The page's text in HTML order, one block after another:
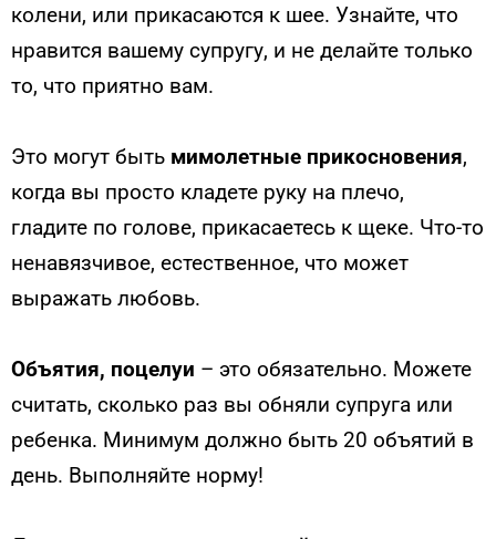
колени, или прикасаются к шее. Узнайте, что
нравится вашему супругу, и не делайте только
то, что приятно вам.
Это могут быть мимолетные прикосновения,
когда вы просто кладете руку на плечо,
гладите по голове, прикасаетесь к щеке. Что-то
ненавязчивое, естественное, что может
выражать любовь.
Объятия, поцелуи – это обязательно. Можете
считать, сколько раз вы обняли супруга или
ребенка. Минимум должно быть 20 объятий в
день. Выполняйте норму!